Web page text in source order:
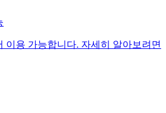
이용 가능합니다. 자세히 알아보려면